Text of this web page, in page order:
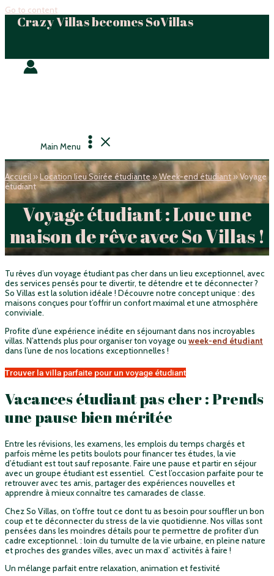
Go to content
Crazy Villas becomes SoVillas
Main Menu
Accueil »Location lieu Soirée étudiante »Week-end étudiant »Voyage
étudiant
Voyage étudiant : Loue une
maison de rêve avec So Villas !
Tu rêves d’un voyage étudiant pas cher dans un lieu exceptionnel, avec
des services pensés pour te divertir, te détendre et te déconnecter ?
So Villas est la solution idéale ! Découvre notre concept unique : des
maisons conçues pour t’offrir un confort maximal et une atmosphère
conviviale.
Profite d’une expérience inédite en séjournant dans nos incroyables
villas. N’attends plus pour organiser ton voyage ou week-end étudiant
dans l’une de nos locations exceptionnelles !
Trouver la villa parfaite pour un voyage étudiant
Vacances étudiant pas cher : Prends
une pause bien méritée
Entre les révisions, les examens, les emplois du temps chargés et
parfois même les petits boulots pour financer tes études, la vie
d’étudiant est tout sauf reposante. Faire une pause et partir en séjour
avec un groupe étudiant est essentiel. C’est l’occasion parfaite pour te
retrouver avec tes amis, partager des expériences nouvelles et
apprendre à mieux connaître tes camarades de classe.
Chez So Villas, on t’offre tout ce dont tu as besoin pour souffler un bon
coup et te déconnecter du stress de la vie quotidienne. Nos villas sont
pensées dans les moindres détails pour te permettre de profiter d’un
cadre exceptionnel. : loin du tumulte de la vie urbaine, en pleine nature
et proches des grandes villes, avec un max d’ activités à faire !
Un mélange parfait entre relaxation, animation et festivité